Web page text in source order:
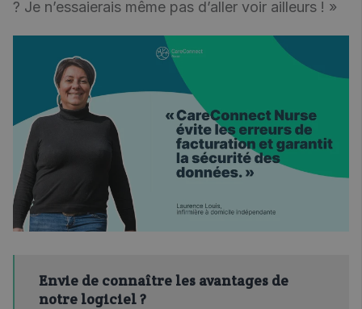
? Je n’essaierais même pas d’aller voir ailleurs ! »
Envie de connaître les avantages de
notre logiciel ?